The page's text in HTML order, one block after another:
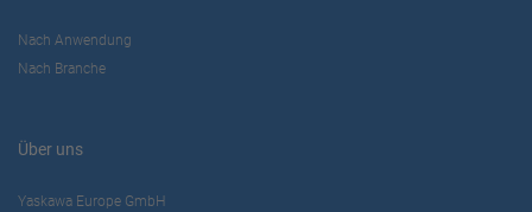
Nach Anwendung
Nach Branche
Über uns
Yaskawa Europe GmbH